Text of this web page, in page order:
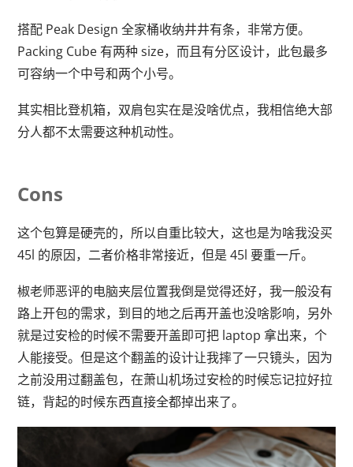
搭配 Peak Design 全家桶收纳井井有条，非常方便。
Packing Cube 有两种 size，而且有分区设计，此包最多
可容纳一个中号和两个小号。
其实相比登机箱，双肩包实在是没啥优点，我相信绝大部
分人都不太需要这种机动性。
Cons
这个包算是硬壳的，所以自重比较大，这也是为啥我没买
45l 的原因，二者价格非常接近，但是 45l 要重一斤。
椒老师恶评的电脑夹层位置我倒是觉得还好，我一般没有
路上开包的需求，到目的地之后再开盖也没啥影响，另外
就是过安检的时候不需要开盖即可把 laptop 拿出来，个
人能接受。但是这个翻盖的设计让我摔了一只镜头，因为
之前没用过翻盖包，在萧山机场过安检的时候忘记拉好拉
链，背起的时候东西直接全都掉出来了。